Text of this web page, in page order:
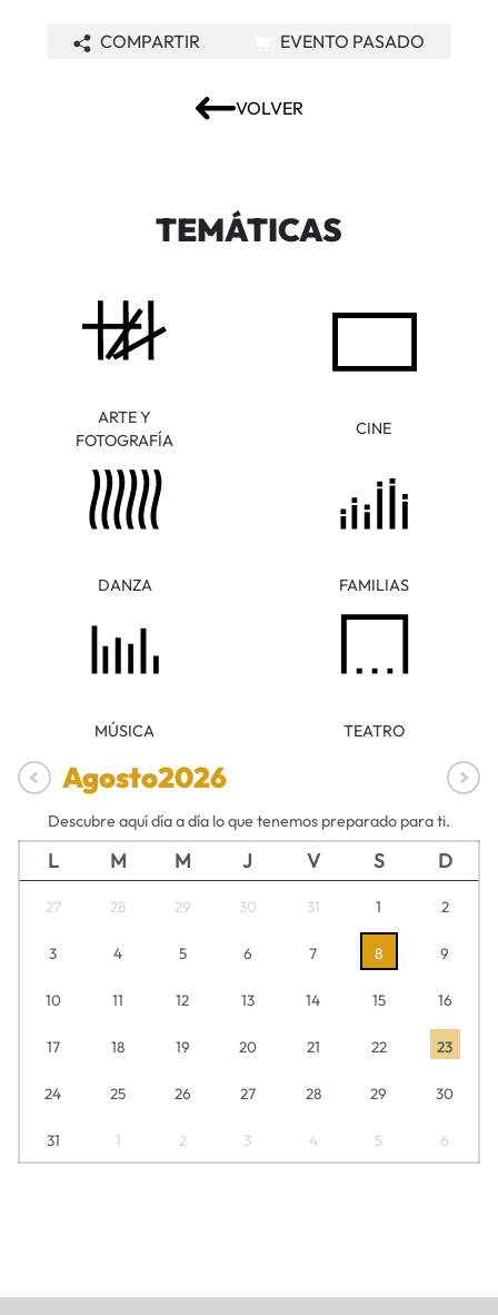
VOLVER
COMPARTIR EVENTO PASADO
TEMÁTICAS
ARTE Y
FOTOGRAFÍA
CINE
DANZA FAMILIAS
MÚSICA TEATRO
Agosto2026
Descubre aquí día a día lo que tenemos preparado para ti.
L M M J V S D
27 28 29 30 31 1 2
3 4 5 6 7 8 9
10 11 12 13 14 15 16
17 18 19 20 21 22 23
24 25 26 27 28 29 30
31 1 2 3 4 5 6